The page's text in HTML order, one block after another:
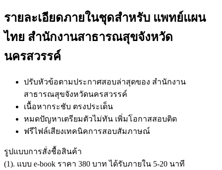
รายละเอียดภายในชุดสำหรับ แพทย์แผน
ไทย สำนักงานสาธารณสุขจังหวัด
นครสวรรค์
ปรับหัวข้อตามประกาศสอบล่าสุดของ สำนักงาน
สาธารณสุขจังหวัดนครสวรรค์
เนื้อหากระชับ ตรงประเด็น
หมดปัญหาเตรียมตัวไม่ทัน เพิ่มโอกาสสอบติด
ฟรีไฟล์เสียงเทคนิคการสอบสัมภาษณ์
รูปแบบการสั่งชื้อสินค้า
(1). แบบ e-book ราคา 380 บาท ได้รับภายใน 5-20 นาที